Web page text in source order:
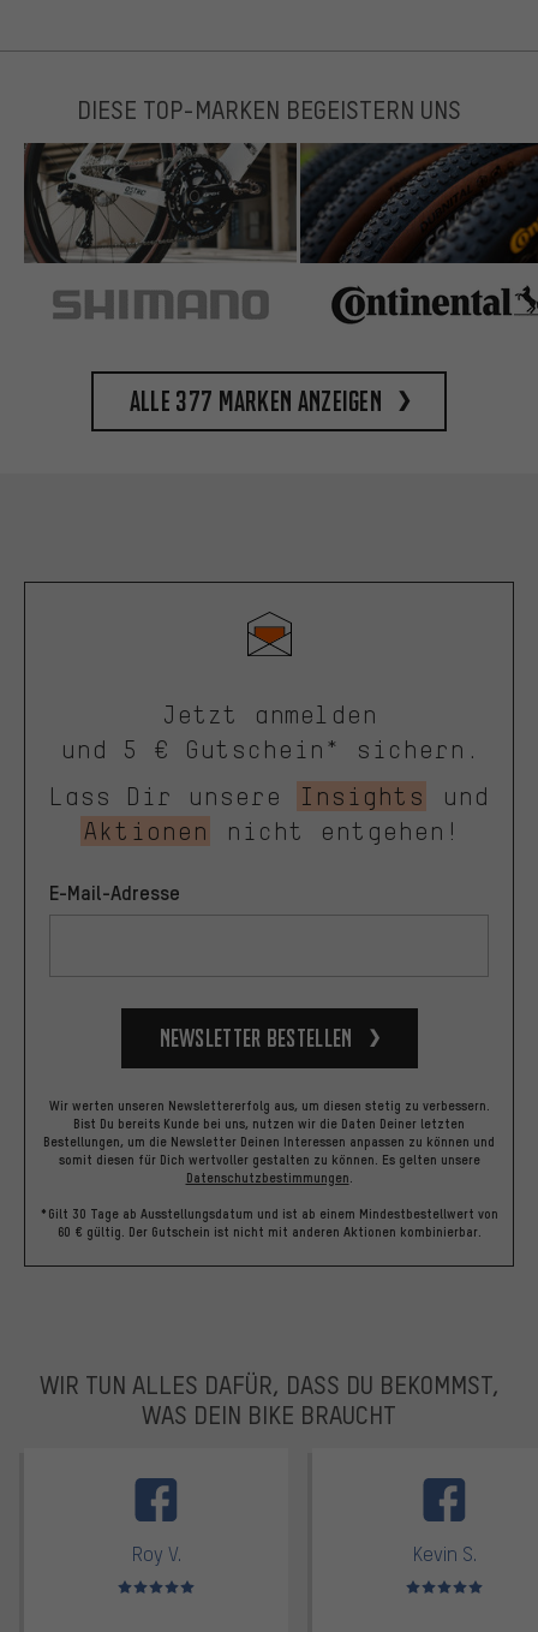
DIESE TOP-MARKEN BEGEISTERN UNS
Alle 377 Marken anzeigen
Jetzt anmelden
und 5 € Gutschein* sichern.
Lass Dir unsere
Insights
und
Aktionen
nicht entgehen!
E-Mail-Adresse
Newsletter bestellen
Wir werten unseren Newslettererfolg aus, um diesen stetig zu verbessern.
Bist Du bereits Kunde bei uns, nutzen wir die Daten Deiner letzten
Bestellungen, um die Newsletter Deinen Interessen anpassen zu können und
somit diesen für Dich wertvoller gestalten zu können. Es gelten unsere
Datenschutzbestimmungen.
*Gilt 30 Tage ab Ausstellungsdatum und ist ab einem Mindestbestellwert von
60 € gültig. Der Gutschein ist nicht mit anderen Aktionen kombinierbar.
WIR TUN ALLES DAFÜR, DASS DU BEKOMMST,
WAS DEIN BIKE BRAUCHT
Roy V.
Bewertungen: 5 von 5
Kevin S.
Bewertungen: 5 von 5